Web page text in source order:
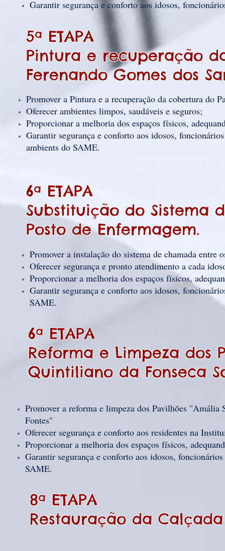
Garantir segurança e conforto aos idosos,
5ª ETAPA
Pintura e recuperação
Ferenando Gomes dos
Promover a Pintura e a recuperação da cobertura do
Oferecer ambientes limpos, saudáveis e seguros;
Proporcionar a melhoria dos espaços físicos,
Garantir segurança e conforto aos idosos,
ambients do SAME.
6ª ETAPA
Substituição do Sistema
Posto de Enfermagem.
Promover a instalação do sistema de chamada
Oferecer segurança e pronto atendimento a cada
Proporcionar a melhoria dos espaços físicos,
Garantir segurança e conforto aos idosos,
SAME.
6ª ETAPA
Reforma e Limpeza dos
Quintiliano da Fonseca
Promover a reforma e limpeza dos Pavilhões
Fontes"
Oferecer segurança e conforto aos residentes na
Proporcionar a melhoria dos espaços físicos,
Garantir segurança e conforto aos idosos,
SAME.
8ª ETAPA
Restauração da Calçada